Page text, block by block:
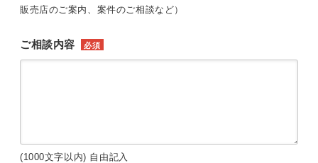
販売店のご案内、案件のご相談など）
ご相談内容 必須
(1000文字以内) 自由記入